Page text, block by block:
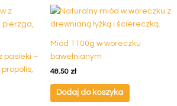
pasieki –
Miód 1100g w woreczku
bawełnianym
48.50 zł
Dodaj do koszyka